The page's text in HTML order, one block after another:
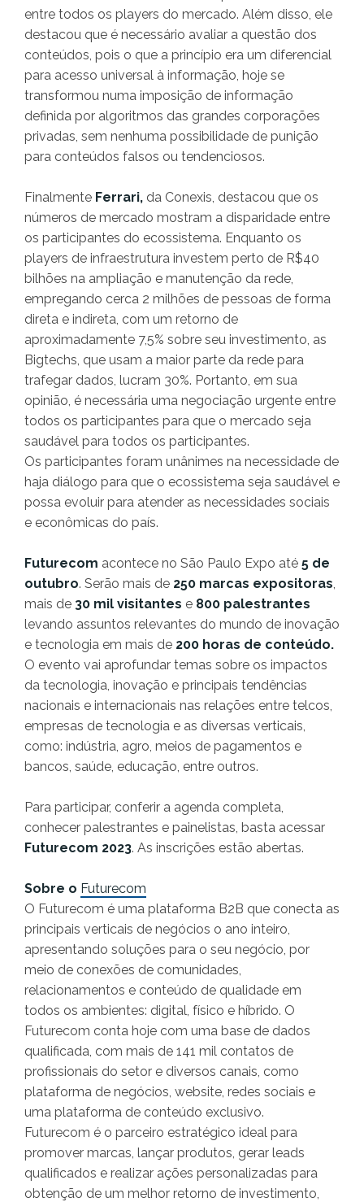
entre todos os players do mercado. Além disso, ele
destacou que é necessário avaliar a questão dos
conteúdos, pois o que a princípio era um diferencial
para acesso universal à informação, hoje se
transformou numa imposição de informação
definida por algoritmos das grandes corporações
privadas, sem nenhuma possibilidade de punição
para conteúdos falsos ou tendenciosos.
Finalmente Ferrari, da Conexis, destacou que os
números de mercado mostram a disparidade entre
os participantes do ecossistema. Enquanto os
players de infraestrutura investem perto de R$40
bilhões na ampliação e manutenção da rede,
empregando cerca 2 milhões de pessoas de forma
direta e indireta, com um retorno de
aproximadamente 7,5% sobre seu investimento, as
Bigtechs, que usam a maior parte da rede para
trafegar dados, lucram 30%. Portanto, em sua
opinião, é necessária uma negociação urgente entre
todos os participantes para que o mercado seja
saudável para todos os participantes.
Os participantes foram unânimes na necessidade de
haja diálogo para que o ecossistema seja saudável e
possa evoluir para atender as necessidades sociais
e econômicas do país.
Futurecom acontece no São Paulo Expo até 5 de
outubro. Serão mais de 250 marcas expositoras
mais de 30 mil visitantes e 800 palestrantes
levando assuntos relevantes do mundo de inovação
e tecnologia em mais de 200 horas de conteúdo.
O evento vai aprofundar temas sobre os impactos
da tecnologia, inovação e principais tendências
nacionais e internacionais nas relações entre telcos,
empresas de tecnologia e as diversas verticais,
como: indústria, agro, meios de pagamentos e
bancos, saúde, educação, entre outros.
Para participar, conferir a agenda completa,
conhecer palestrantes e painelistas, basta acessar
Futurecom 2023. As inscrições estão abertas.
Sobre o Futurecom
O Futurecom é uma plataforma B2B que conecta as
principais verticais de negócios o ano inteiro,
apresentando soluções para o seu negócio, por
meio de conexões de comunidades,
relacionamentos e conteúdo de qualidade em
todos os ambientes: digital, físico e híbrido. O
Futurecom conta hoje com uma base de dados
qualificada, com mais de 141 mil contatos de
profissionais do setor e diversos canais, como
plataforma de negócios, website, redes sociais e
uma plataforma de conteúdo exclusivo.
Futurecom é o parceiro estratégico ideal para
promover marcas, lançar produtos, gerar leads
qualificados e realizar ações personalizadas para
obtenção de um melhor retorno de investimento,